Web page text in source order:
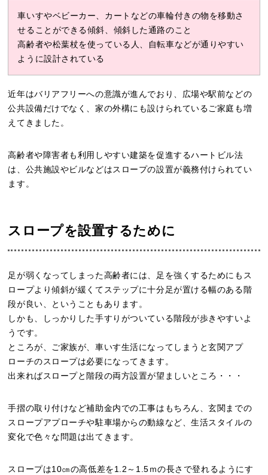
車いすやベビーカー、カートなどの車輪付きの物を移動さ
せることができる傾斜、傾斜した通路のこと
高齢者や松葉杖を使っている人、自転車などが通りやすい
ように設計されている
近年はバリアフリーへの意識が進んでおり、広場や駅前などの
公共設備だけでなく、家の外構にも設けられているご家庭も増
えてきました。
高齢者や障害者も利用しやすい建築を促進するハートビル法
は、公共施設やビルなどはスロープの設置が義務付けられてい
ます。
スロープを設置するために
足が弱くなってしまった高齢者には、足を強くするためにもス
ロープより傾斜が緩くてステップに十分足が置ける幅のある階
段が良い、ということもあります。
しかも、しっかりした手すりがついている階段が歩きやすいよ
うです。
ところが、ご家族が、車いす生活になってしまうと玄関アプ
ローチのスロープは必要になってきます。
出来ればスロープと階段の両方設置が望ましいところ・・・
手摺の取り付けなど補助金内での工事はもちろん、玄関までの
スロープアプローチや駐車場からの動線など、生活スタイルの
変化で色々な問題は出てきます。
スロープは10㎝の高低差を1.2～1.5ｍの長さで登れるようにす